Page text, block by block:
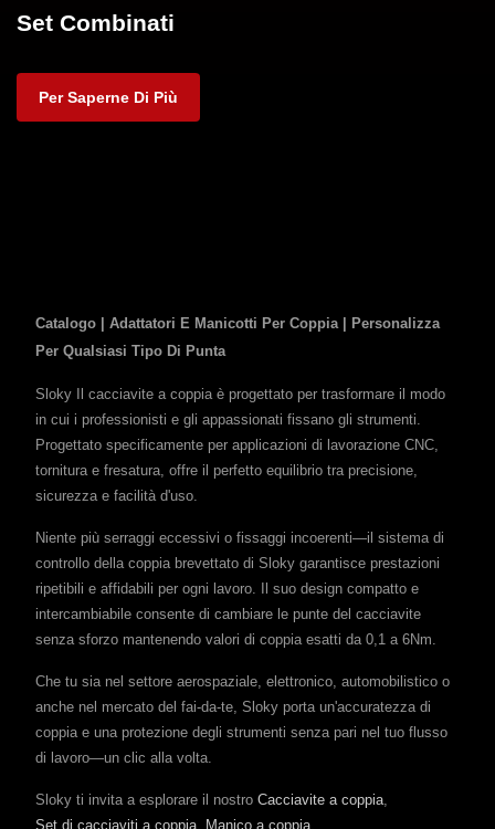
Set Combinati
Per Saperne Di Più
Catalogo | Adattatori E Manicotti Per Coppia | Personalizza
Per Qualsiasi Tipo Di Punta
Sloky Il cacciavite a coppia è progettato per trasformare il modo
in cui i professionisti e gli appassionati fissano gli strumenti.
Progettato specificamente per applicazioni di lavorazione CNC,
tornitura e fresatura, offre il perfetto equilibrio tra precisione,
sicurezza e facilità d'uso.
Niente più serraggi eccessivi o fissaggi incoerenti—il sistema di
controllo della coppia brevettato di Sloky garantisce prestazioni
ripetibili e affidabili per ogni lavoro. Il suo design compatto e
intercambiabile consente di cambiare le punte del cacciavite
senza sforzo mantenendo valori di coppia esatti da 0,1 a 6Nm.
Che tu sia nel settore aerospaziale, elettronico, automobilistico o
anche nel mercato del fai-da-te, Sloky porta un'accuratezza di
coppia e una protezione degli strumenti senza pari nel tuo flusso
di lavoro—un clic alla volta.
Sloky ti invita a esplorare il nostro Cacciavite a coppia,
Set di cacciaviti a coppia, Manico a coppia,